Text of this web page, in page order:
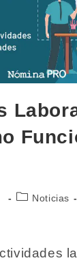
Categoría
Noticias